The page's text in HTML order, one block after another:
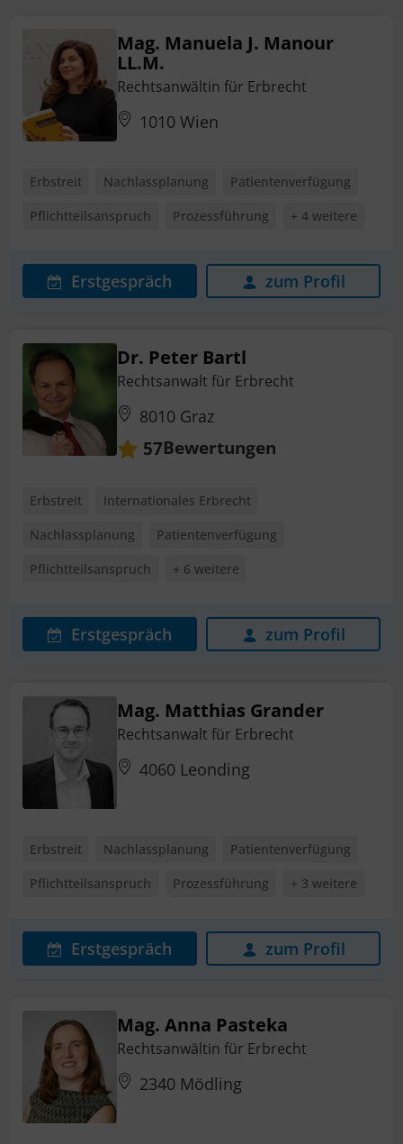
Mag. Manuela J. Manour
LL.M.
Rechtsanwältin für Erbrecht
1010 Wien
Erbstreit Nachlassplanung
Patientenverfügung
Pflichtteilsanspruch
Prozessführung + 4 weitere
Erstgespräch zum Profil
Dr. Peter Bartl
Rechtsanwalt für Erbrecht
8010 Graz
57Bewertungen
Erbstreit
Internationales Erbrecht
Nachlassplanung
Patientenverfügung
Pflichtteilsanspruch
+ 6 weitere
Erstgespräch zum Profil
Mag. Matthias Grander
Rechtsanwalt für Erbrecht
4060 Leonding
Erbstreit Nachlassplanung
Patientenverfügung
Pflichtteilsanspruch
Prozessführung + 3 weitere
Erstgespräch zum Profil
Mag. Anna Pasteka
Rechtsanwältin für Erbrecht
2340 Mödling